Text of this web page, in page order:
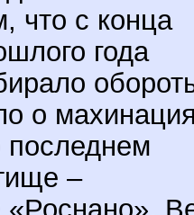
что с конца
года
о
последнем
–